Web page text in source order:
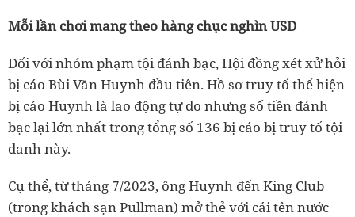
Mỗi lần chơi mang theo hàng chục nghìn USD
Đối với nhóm phạm tội đánh bạc, Hội đồng xét xử hỏi
bị cáo Bùi Văn Huynh đầu tiên. Hồ sơ truy tố thể hiện
bị cáo Huynh là lao động tự do nhưng số tiền đánh
bạc lại lớn nhất trong tổng số 136 bị cáo bị truy tố tội
danh này.
Cụ thể, từ tháng 7/2023, ông Huynh đến King Club
(trong khách sạn Pullman) mở thẻ với cái tên nước